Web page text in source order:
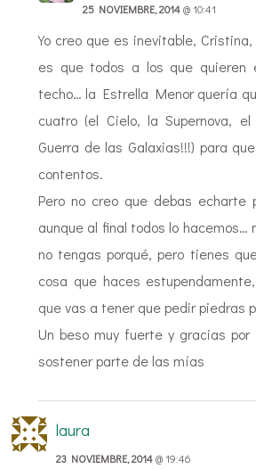
25 NOVIEMBRE, 2014@ 10:41
Yo creo que es inevitable,
es que todos a los que quieren
techo… la Estrella Menor quería
cuatro (el Cielo, la Supernova,
Guerra de las Galaxias!!!) para
contentos.
Pero no creo que debas echarte
aunque al final todos lo hacemos…
no tengas porqué, pero tienes
cosa que haces
que vas a tener que pedir piedras
Un beso muy fuerte y gracias
sostener parte de las mías
laura
23 NOVIEMBRE, 2014@ 19:46